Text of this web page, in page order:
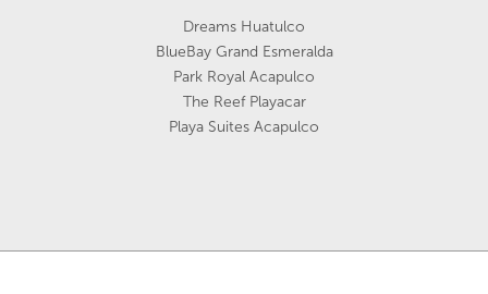
Dreams Huatulco
BlueBay Grand Esmeralda
Park Royal Acapulco
The Reef Playacar
Playa Suites Acapulco